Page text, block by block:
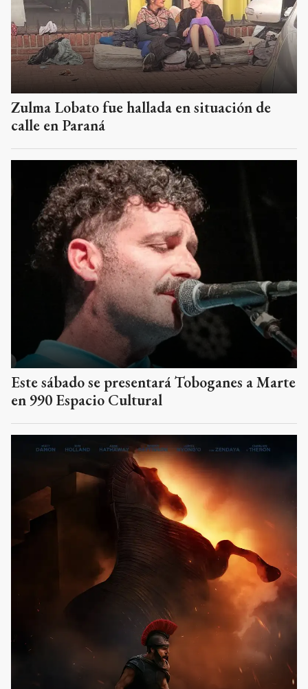
Zulma Lobato fue hallada en situación de
calle en Paraná
Este sábado se presentará Toboganes a Marte
en 990 Espacio Cultural